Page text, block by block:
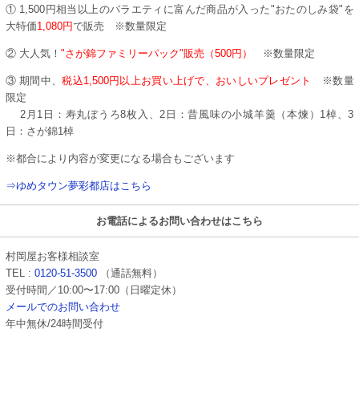
① 1,500円相当以上のバラエティに富んだ商品が入った"おたのしみ袋"を
大特価1,080円で販売 ※数量限定
② 大人気！ "さが錦ファミリーパック"販売（500円） ※数量限定
③ 期間中、税込1,500円以上お買い上げで、おいしいプレゼント
※数量
限定
2月1日：寿丸ぼうろ8枚入、2日：昔風味の小城羊羹（本煉）1棹、3
日：さが錦1棹
※都合により内容が変更になる場合もございます
⇒ゆめタウン夢彩都店はこちら
お電話によるお問い合わせはこちら
村岡屋お客様相談室
TEL : 0120-51-3500（通話無料）
受付時間／10:00〜17:00（日曜定休）
メールでのお問い合わせ
年中無休/24時間受付